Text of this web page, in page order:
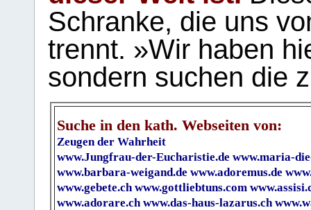
Schranke, die uns
trennt. »Wir haben
sondern suchen die
Suche in den kath. Webseiten von:
Zeugen der Wahrheit
www.Jungfrau-der-Eucharistie.de www.maria-
www.barbara-weigand.de www.adoremus.de
www.gebete.ch www.gottliebtuns.com
www.adorare.ch www.das-haus-lazarus.ch